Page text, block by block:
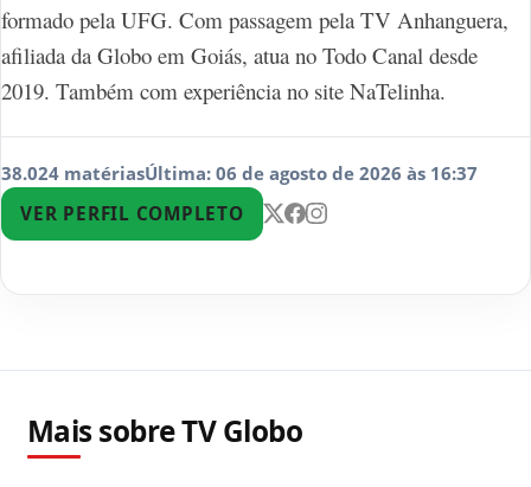
formado pela UFG. Com passagem pela TV Anhanguera,
afiliada da Globo em Goiás, atua no Todo Canal desde
2019. Também com experiência no site NaTelinha.
38.024 matériasÚltima: 06 de agosto de 2026 às 16:37
VER PERFIL COMPLETO
Mais sobre TV Globo